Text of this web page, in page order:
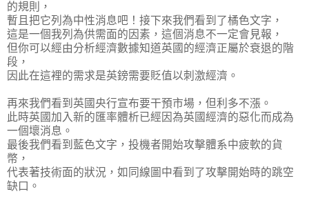
的規則，
暫且把它列為中性消息吧！接下來我們看到了橘色文字，
這是一個我列為供需面的因素，這個消息不一定會見報，
但你可以經由分析經濟數據知道英國的經濟正屬於衰退的階
段，
因此在這裡的需求是英鎊需要貶值以刺激經濟。
再來我們看到英國央行宣布要干預市場，但利多不漲。
此時英國加入新的匯率體析已經因為英國經濟的惡化而成為
一個壞消息。
最後我們看到藍色文字，投機者開始攻擊體系中疲軟的貨
幣，
代表著技術面的狀況，如同線圖中看到了攻擊開始時的跳空
缺口。